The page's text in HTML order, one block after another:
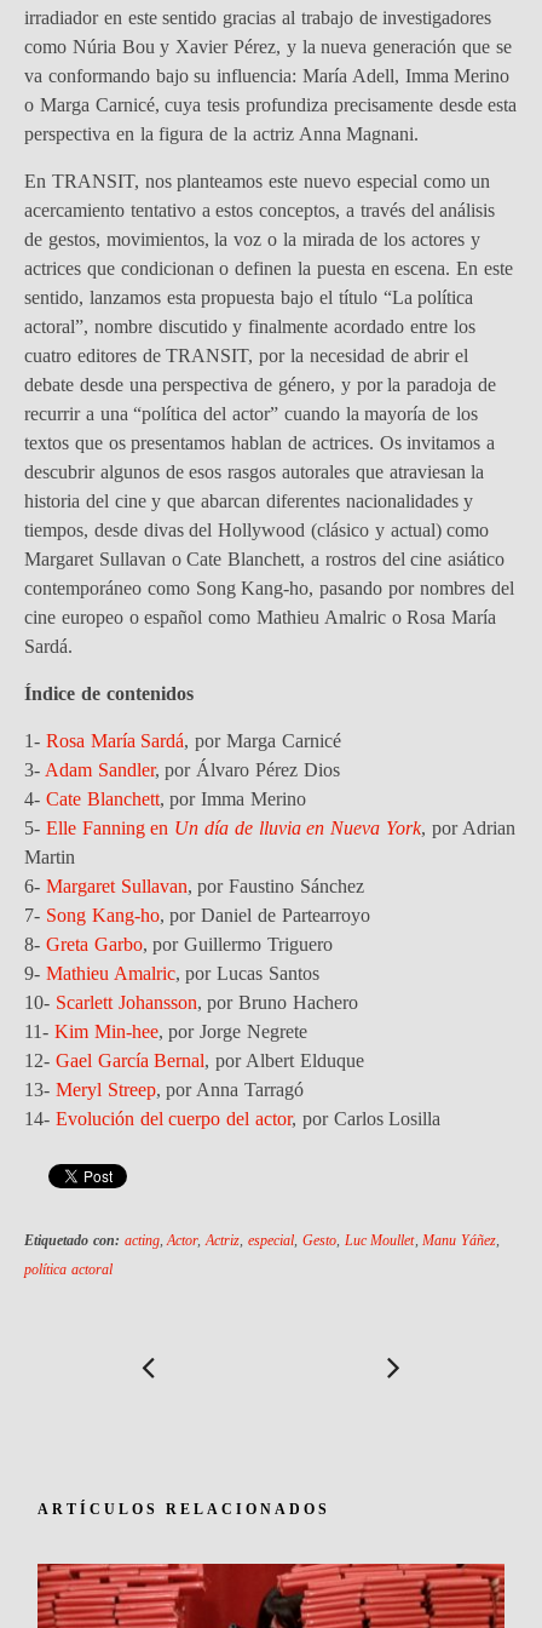
irradiador en este sentido gracias al trabajo de investigadores
como Núria Bou y Xavier Pérez, y la nueva generación que se
va conformando bajo su influencia: María Adell, Imma Merino
o Marga Carnicé, cuya tesis profundiza precisamente desde esta
perspectiva en la figura de la actriz Anna Magnani.
En TRANSIT, nos planteamos este nuevo especial como un
acercamiento tentativo a estos conceptos, a través del análisis
de gestos, movimientos, la voz o la mirada de los actores y
actrices que condicionan o definen la puesta en escena. En este
sentido, lanzamos esta propuesta bajo el título “La política
actoral”, nombre discutido y finalmente acordado entre los
cuatro editores de TRANSIT, por la necesidad de abrir el
debate desde una perspectiva de género, y por la paradoja de
recurrir a una “política del actor” cuando la mayoría de los
textos que os presentamos hablan de actrices. Os invitamos a
descubrir algunos de esos rasgos autorales que atraviesan la
historia del cine y que abarcan diferentes nacionalidades y
tiempos, desde divas del Hollywood (clásico y actual) como
Margaret Sullavan o Cate Blanchett, a rostros del cine asiático
contemporáneo como Song Kang-ho, pasando por nombres del
cine europeo o español como Mathieu Amalric o Rosa María
Sardá.
Índice de contenidos
1- Rosa María Sardá, por Marga Carnicé
3- Adam Sandler, por Álvaro Pérez Dios
4- Cate Blanchett, por Imma Merino
5- Elle Fanning en Un día de lluvia en Nueva York, por Adrian
Martin
6- Margaret Sullavan, por Faustino Sánchez
7- Song Kang-ho, por Daniel de Partearroyo
8- Greta Garbo, por Guillermo Triguero
9- Mathieu Amalric, por Lucas Santos
10- Scarlett Johansson, por Bruno Hachero
11- Kim Min-hee, por Jorge Negrete
12- Gael García Bernal, por Albert Elduque
13- Meryl Streep, por Anna Tarragó
14- Evolución del cuerpo del actor, por Carlos Losilla
Etiquetado con: acting,Actor,Actriz ,especial Gesto, Luc Moullet, Manu Yáñez
política actoral
ARTÍCULOS RELACIONADOS